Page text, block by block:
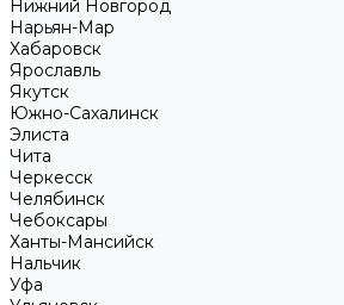
Нижний Новгород
Нарьян-Мар
Хабаровск
Ярославль
Якутск
Южно-Сахалинск
Элиста
Чита
Черкесск
Челябинск
Чебоксары
Ханты-Мансийск
Нальчик
Уфа